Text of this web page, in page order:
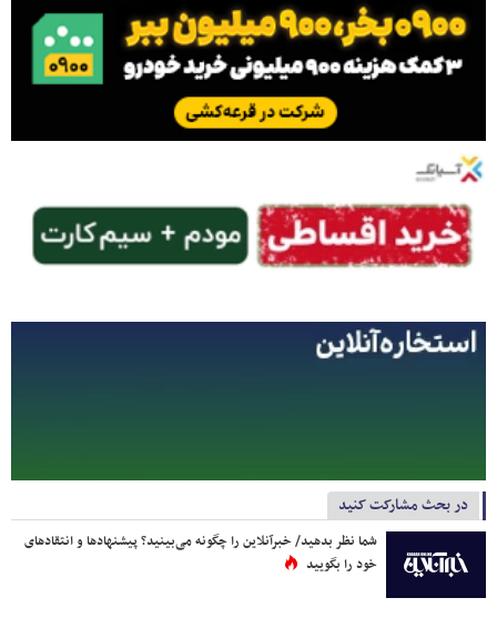
در بحث مشارکت کنید
شما نظر بدهید/ خبرآنلاین را چگونه می‌بینید؟ پیشنهادها و انتقادهای
خود را بگویید